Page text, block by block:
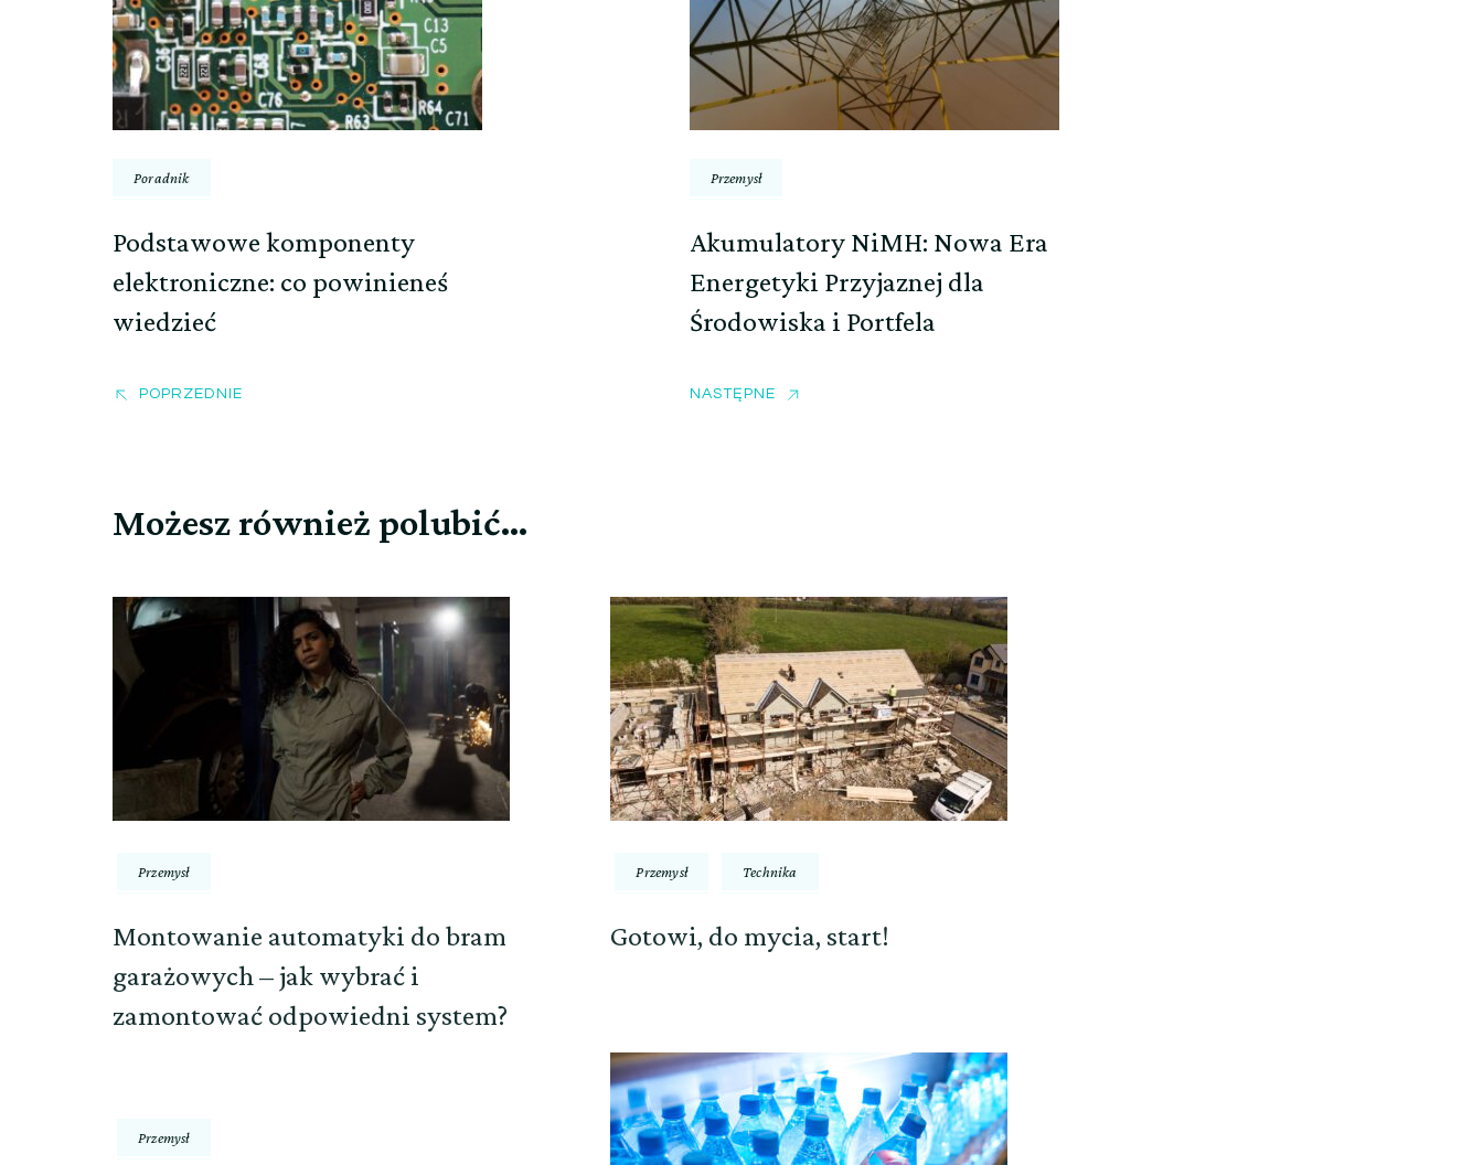
Poradnik
Podstawowe komponenty
elektroniczne: co powinieneś
wiedzieć
POPRZEDNIE
Przemysł
Akumulatory NiMH: Nowa Era
Energetyki Przyjaznej dla
Środowiska i Portfela
NASTĘPNE
Możesz również polubić…
Przemysł
Montowanie automatyki do bram
garażowych – jak wybrać i
zamontować odpowiedni system?
Przemysł Technika
Gotowi, do mycia, start!
Przemysł